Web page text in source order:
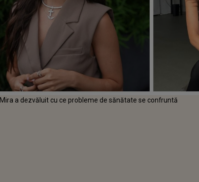
Mira a dezvăluit cu ce probleme de sănătate se confruntă